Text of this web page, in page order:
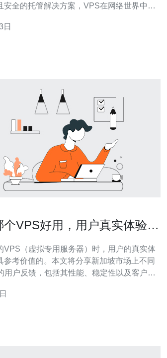
安全的托管解决方案，VPS在网络世界中扮
作为一个国际商业中心，
日
个VPS好用，用户真实体验分
VPS（虚拟专用服务器）时，用户的真实体
参考价值的。本文将分享新加坡市场上不同
用户反馈，包括其性能、稳定性以及客户支
性能如何？ 新加坡的VPS以其优越的网络速